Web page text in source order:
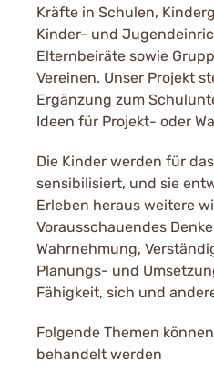
Kräfte in Schulen,
Kinder- und
Elternbeiräte sowie
Vereinen. Unser Projekt
Ergänzung zum
Ideen für Projekt- oder
Die Kinder werden für
sensibilisiert, und sie
Erleben heraus weitere
Vorausschauendes
Wahrnehmung,
Planungs- und
Fähigkeit, sich und
Folgende Themen
behandelt werden